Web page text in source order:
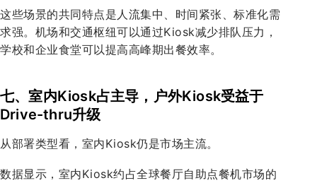
这些场景的共同特点是人流集中、时间紧张、标准化需
求强。机场和交通枢纽可以通过Kiosk减少排队压力，
学校和企业食堂可以提高高峰期出餐效率。
七、室内Kiosk占主导，户外Kiosk受益于
Drive-thru升级
从部署类型看，室内Kiosk仍是市场主流。
数据显示，室内Kiosk约占全球餐厅自助点餐机市场的